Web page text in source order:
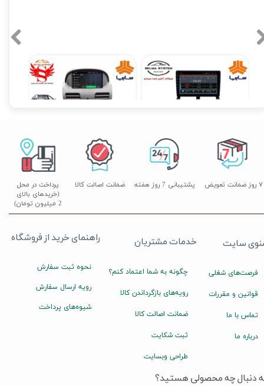
مانیتور فابریک ساینا و کوییک 7 اینچ اندروید مدل W100
۱۰,۳۹۰,۰۰۰ تومان
مانیتور فابریکی اندروید تیبا TIBA فولتاچ مدل T3L
۱۲,۹۰۰,۰۰۰ تومان
پشتیبانی 7 روز هفته
پرداخت در محل
(خریدهای بالای
2 میلیون تومان)
۷ روز ضمانت تعویض ضمانت اصالت کالا
راهنمای خرید از فروشگاه
نحوه ثبت سفارش
رویه ارسال سفارش
شیوه‌های پرداخت
خدمات مشتریان
چگونه به شما اعتماد کنم؟
رویه‌های بازگرداندن کالا
ضمانت اصالت کالا
ثبت شکایت
طراحی وبسایت
سایت
فرصت‌های شغلی
قوانین و مقررات
تماس با ما
درباره ما
دنبال چه محصولی هستید؟